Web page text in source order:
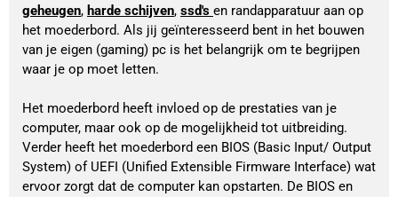
geheugen, harde schijven, ssd's en randapparatuur aan op
het moederbord. Als jij geïnteresseerd bent in het bouwen
van je eigen (gaming) pc is het belangrijk om te begrijpen
waar je op moet letten.
Het moederbord heeft invloed op de prestaties van je
computer, maar ook op de mogelijkheid tot uitbreiding.
Verder heeft het moederbord een BIOS (Basic Input/ Output
System) of UEFI (Unified Extensible Firmware Interface) wat
ervoor zorgt dat de computer kan opstarten. De BIOS en